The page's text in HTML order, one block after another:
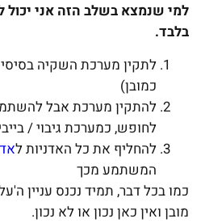
בלבד.
לתקין מערכת השקיה
כמובן)
להתקין מערכת אבל
לחופש, כמערכת גיבוי /
להחליף את כל האדניות ל
המשתמע מכך
כמו בכל דבר, תמיד נכנס עניין
מובן ואין כאן נכון או לא נכון.